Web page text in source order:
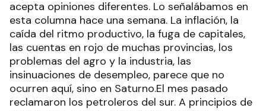
acepta opiniones diferentes. Lo señalábamos en
esta columna hace una semana. La inflación, la
caída del ritmo productivo, la fuga de capitales,
las cuentas en rojo de muchas provincias, los
problemas del agro y la industria, las
insinuaciones de desempleo, parece que no
ocurren aquí, sino en Saturno.El mes pasado
reclamaron los petroleros del sur. A principios de